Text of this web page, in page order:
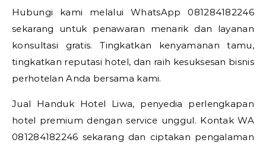
Hubungi kami melalui WhatsApp 081284182246
sekarang untuk penawaran menarik dan layanan
konsultasi gratis. Tingkatkan kenyamanan tamu,
tingkatkan reputasi hotel, dan raih kesuksesan bisnis
perhotelan Anda bersama kami.
Jual Handuk Hotel Liwa, penyedia perlengkapan
hotel premium dengan service unggul. Kontak WA
081284182246 sekarang dan ciptakan pengalaman